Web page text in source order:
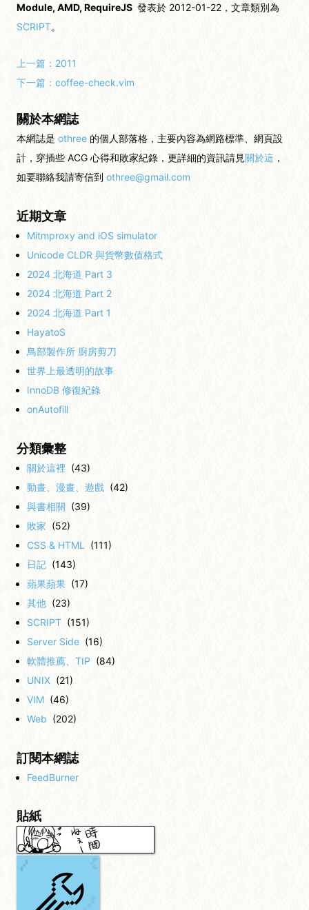
Module, AMD, RequireJS 發表於 2012-01-22，文章類別為
SCRIPT。
上一篇： 2011
下一篇： coffee-check.vim
關於本網誌
本網誌是 othree 的個人部落格，主要內容為網路標準、網頁設
計，穿插些 ACG 心得和敗家紀錄，更詳細的資訊請見關於這 ，
如要聯絡我請寄信到 othree@gmail.com
近期文章
Mitmproxy and iOS simulator
Unicode CLDR 與貨幣數值格式
2024 北海道 Part 3
2024 北海道 Part 2
2024 北海道 Part 1
HayatoS
鳥部製作所 廚房剪刀
世界上最透明的故事
InnoDB 修復紀錄
onAutofill
分類彙整
關於這裡 (43)
動畫、漫畫、遊戲 (42)
與書相關 (39)
敗家 (52)
CSS & HTML
(111)
日記 (143)
蘋果蘋果 (17)
其他 (23)
SCRIPT (151)
Server Side (16)
軟體推薦、TIP (84)
UNIX (21)
VIM (46)
Web (202)
訂閱本網誌
FeedBurner
貼紙